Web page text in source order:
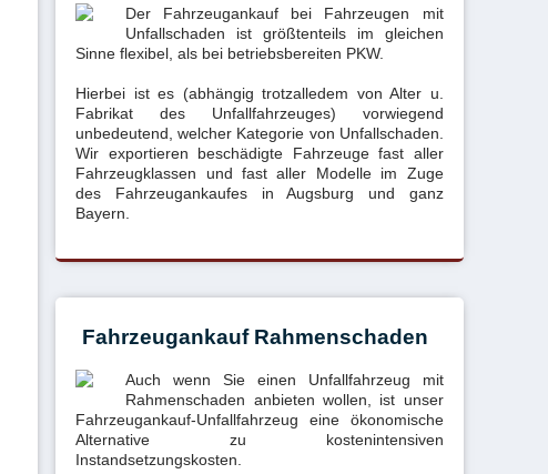
Der Fahrzeugankauf bei Fahrzeugen mit
Unfallschaden ist größtenteils im gleichen
Sinne flexibel, als bei betriebsbereiten PKW.
Hierbei ist es (abhängig trotzalledem von Alter u.
Fabrikat des Unfallfahrzeuges) vorwiegend
unbedeutend, welcher Kategorie von Unfallschaden.
Wir exportieren beschädigte Fahrzeuge fast aller
Fahrzeugklassen und fast aller Modelle im Zuge
des Fahrzeugankaufes in Augsburg und ganz
Bayern.
Fahrzeugankauf Rahmenschaden
Auch wenn Sie einen Unfallfahrzeug mit
Rahmenschaden anbieten wollen, ist unser
Fahrzeugankauf-Unfallfahrzeug eine ökonomische
Alternative zu kostenintensiven
Instandsetzungskosten.